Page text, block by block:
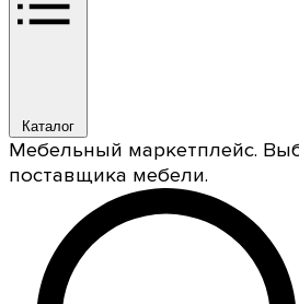
Каталог
Мебельный маркетплейс.
поставщика мебели.